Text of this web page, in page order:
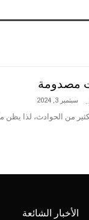
مصدومة
تشليح سبتمبر 3, 2024
من الحوادث، لذا يظن
الأخبار الشائعة